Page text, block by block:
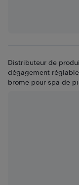
Distributeur de
dégagement
brome pour spa de